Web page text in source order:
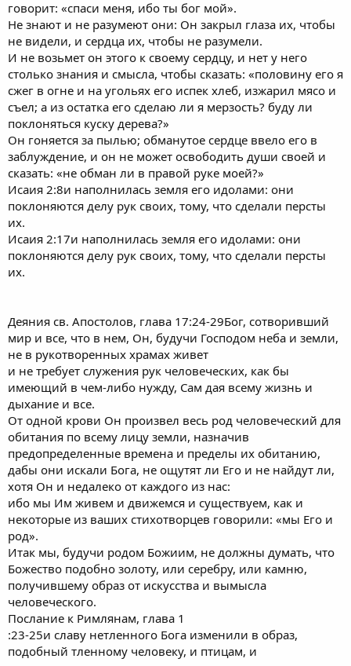
говорит: «спаси меня, ибо ты бог мой».
Не знают и не разумеют они: Он закрыл глаза их, чтобы
не видели, и сердца их, чтобы не разумели.
И не возьмет он этого к своему сердцу, и нет у него
столько знания и смысла, чтобы сказать: «половину его я
сжег в огне и на угольях его испек хлеб, изжарил мясо и
съел; а из остатка его сделаю ли я мерзость? буду ли
поклоняться куску дерева?»
Он гоняется за пылью; обманутое сердце ввело его в
заблуждение, и он не может освободить души своей и
сказать: «не обман ли в правой руке моей?»
Исаия 2:8и наполнилась земля его идолами: они
поклоняются делу рук своих, тому, что сделали персты
их.
Исаия 2:17и наполнилась земля его идолами: они
поклоняются делу рук своих, тому, что сделали персты
их.
Деяния св. Апостолов, глава 17:24-29Бог, сотворивший
мир и все, что в нем, Он, будучи Господом неба и земли,
не в рукотворенных храмах живет
и не требует служения рук человеческих, как бы
имеющий в чем-либо нужду, Сам дая всему жизнь и
дыхание и все.
От одной крови Он произвел весь род человеческий для
обитания по всему лицу земли, назначив
предопределенные времена и пределы их обитанию,
дабы они искали Бога, не ощутят ли Его и не найдут ли,
хотя Он и недалеко от каждого из нас:
ибо мы Им живем и движемся и существуем, как и
некоторые из ваших стихотворцев говорили: «мы Его и
род».
Итак мы, будучи родом Божиим, не должны думать, что
Божество подобно золоту, или серебру, или камню,
получившему образ от искусства и вымысла
человеческого.
Послание к Римлянам, глава 1
:23-25и славу нетленного Бога изменили в образ,
подобный тленному человеку, и птицам, и